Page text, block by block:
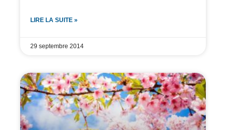
LIRE LA SUITE »
29 septembre 2014